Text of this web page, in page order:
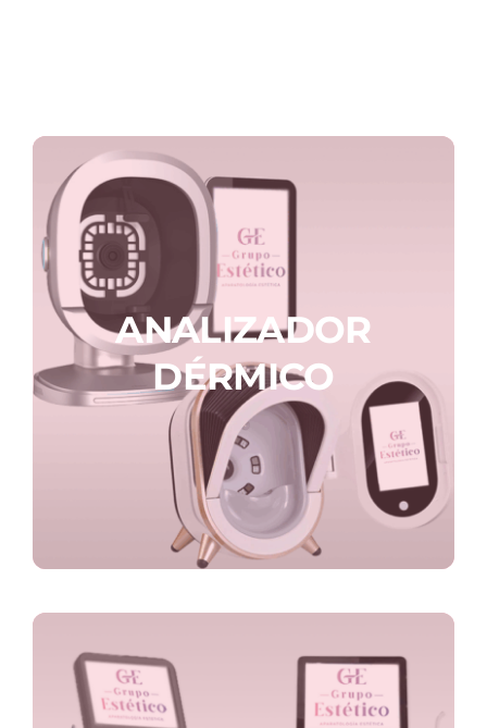
Contacto
ANALIZADOR
DÉRMICO